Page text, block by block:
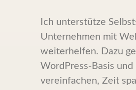
Ich unterstütze
Unternehmen mit
weiterhelfen. Dazu
WordPress-Basis
vereinfachen, Zeit